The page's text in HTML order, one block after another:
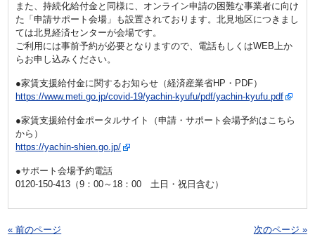
また、持続化給付金と同様に、オンライン申請の困難な事業者に向け
た「申請サポート会場」も設置されております。北見地区につきまし
ては北見経済センターが会場です。
ご利用には事前予約が必要となりますので、電話もしくはWEB上か
らお申し込みください。
●家賃支援給付金に関するお知らせ（経済産業省HP・PDF）
https://www.meti.go.jp/covid-19/yachin-kyufu/pdf/yachin-kyufu.pdf
●家賃支援給付金ポータルサイト（申請・サポート会場予約はこちら
から）
https://yachin-shien.go.jp/
●サポート会場予約電話
0120-150-413（9：00～18：00 土日・祝日含む）
« 前のページ 次のページ »